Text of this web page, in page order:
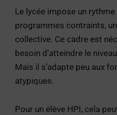
Le lycée impose un rythme
programmes contraints,
collective. Ce cadre est
besoin d’atteindre le
Mais il s’adapte peu aux
atypiques.
Pour un élève HPI, cela